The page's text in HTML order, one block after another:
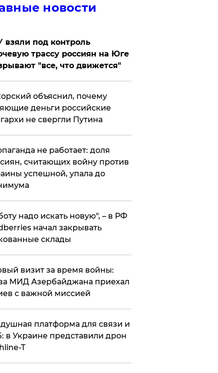
новости
взяли под контроль
трассу россиян на Юге
"все, что движется"
объяснил, почему
деньги российские
не свергли Путина
не работает: доля
считающих войну против
успешной, упала до
надо искать новую", – в РФ
начал закрывать
склады
визит за время войны:
МИД Азербайджана приехал
с важной миссией
платформа для связи и
в Украине представили дрон
T